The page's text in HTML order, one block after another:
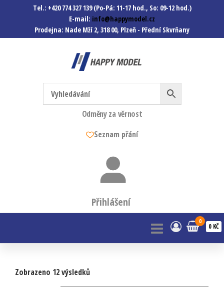
Tel.: +420 774 327 139 (Po-Pá: 11-17 hod., So: 09-12 hod.)
E-mail: info@happymodel.cz
Prodejna: Nade Mží 2, 318 00, Plzeň - Přední Skvrňany
Happymodel.cz
Modely autíček, modelová
železnice, mašinky, vagóny a
mnohem víc.
Odměny za věrnost
Seznam přání
Přihlášení
0
0 KČ
Zobrazeno 12 výsledků